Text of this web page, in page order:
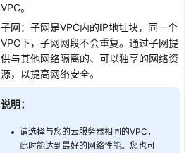
VPC。
子网：子网是VPC内的IP地址块，同一个
VPC下，子网网段不会重复。通过子网提
供与其他网络隔离的、可以独享的网络资
源，以提高网络安全。
说明：
请选择与您的云服务器相同的VPC，
此时能达到最好的网络性能。您也可